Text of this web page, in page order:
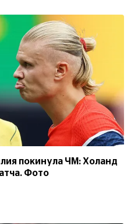
покинула ЧМ: Холанд
Фото